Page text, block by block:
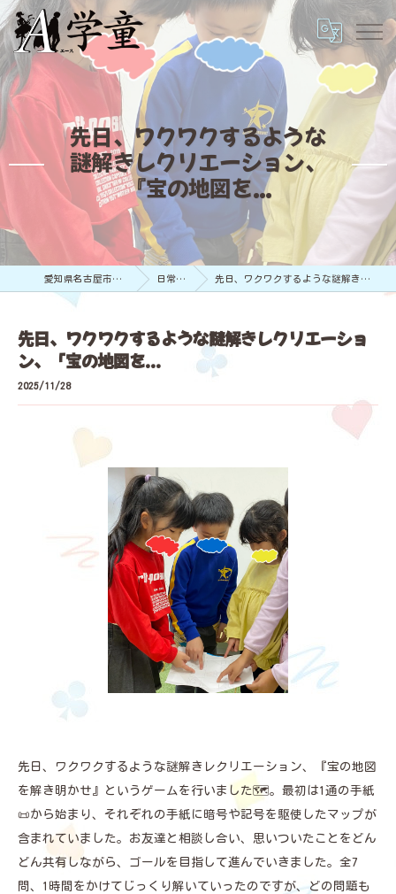
先日、ワクワクするような
謎解きレクリエーション、
『宝の地図を...
愛知県名古屋市の学童保育ならA学童 日常のようす 先日、ワクワクするような謎解きレクリエーション、『宝の地図を...
先日、ワクワクするような謎解きレクリエーショ
ン、『宝の地図を...
2025/11/28
先日、ワクワクするような謎解きレクリエーション、『宝の地図
を解き明かせ』というゲームを行いました🗺️。最初は1通の手紙
📜から始まり、それぞれの手紙に暗号や記号を駆使したマップが
含まれていました。お友達と相談し合い、思いついたことをどん
どん共有しながら、ゴールを目指して進んでいきました。全7
問、1時間をかけてじっくり解いていったのですが、どの問題も